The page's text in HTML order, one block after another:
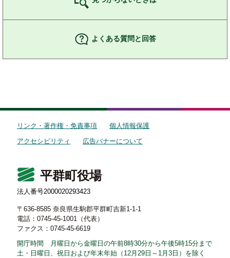
よくある質問と回答
リンク・著作権・免責事項
個人情報保護
アクセシビリティ
広告バナーについて
平群町役場
法人番号2000020293423
〒636-8585 奈良県生駒郡平群町吉新1-1-1
電話：0745-45-1001（代表）
ファクス：0745-45-6619
開庁時間 月曜日から金曜日の午前8時30分から午後5時15分まで
土・日曜日、祝日および年末年始（12月29日～1月3日）を除く